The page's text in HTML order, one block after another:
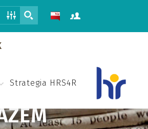
Strategia HRS4R